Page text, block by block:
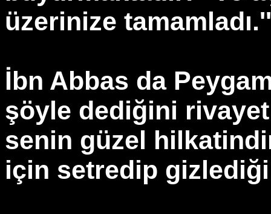
üzerinize
İbn Abbas da
şöyle dediğini
senin güzel
için setredip